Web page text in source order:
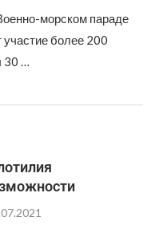
морском параде
более 200
30 …